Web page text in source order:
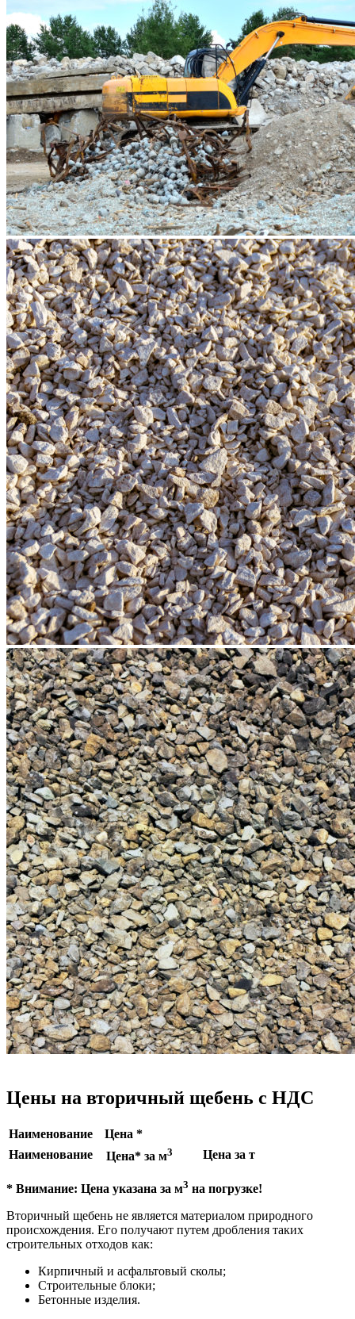
Цены на вторичный щебень с НДС
Наименование
Цена *
Наименование
Цена* за м3 Цена за т
* Внимание: Цена указана за м3 на погрузке!
Вторичный щебень не является материалом природного
происхождения. Его получают путем дробления таких
строительных отходов как:
Кирпичный и асфальтовый сколы;
Строительные блоки;
Бетонные изделия.